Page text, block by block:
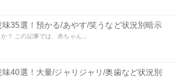
味35選！預かる/あやす/笑うなど状況別暗示
？ この記事では、赤ちゃん...
味40選！大量/ジャリジャリ/奥歯など状況別